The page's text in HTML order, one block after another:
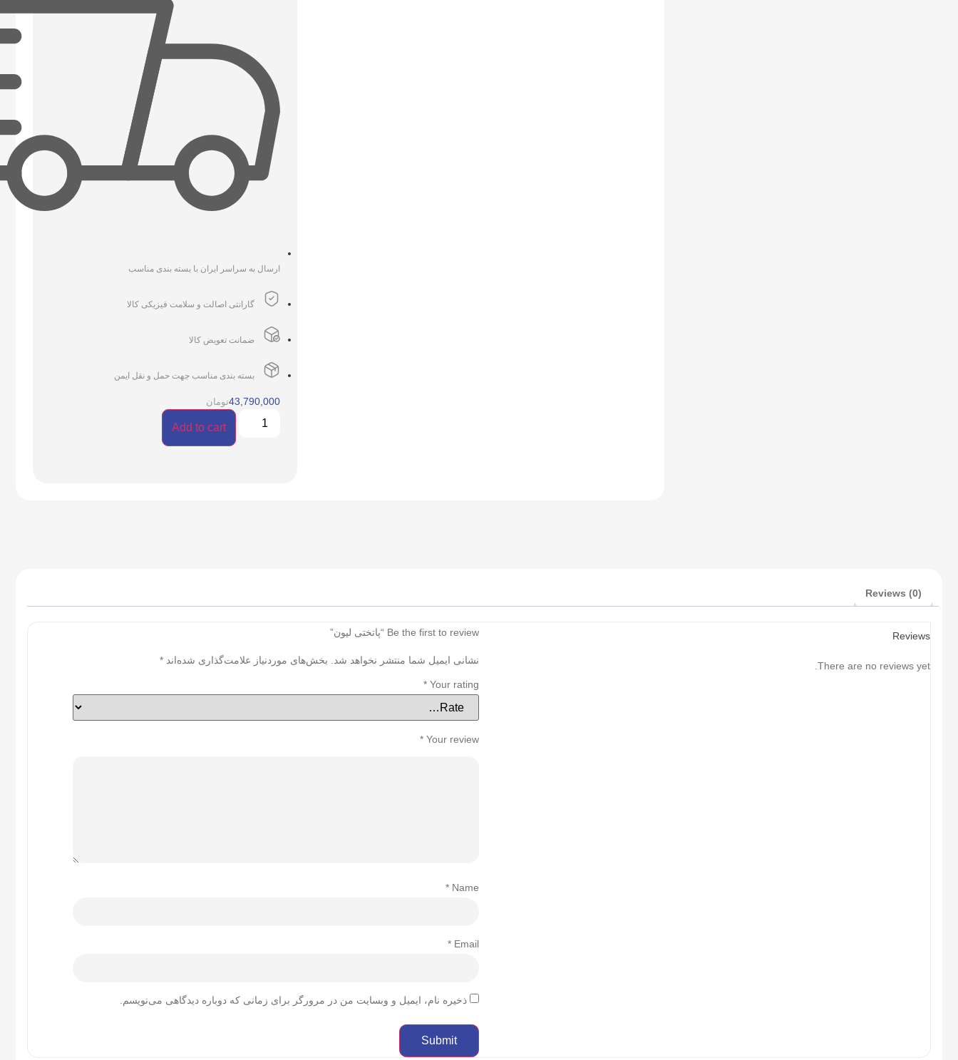
ارسال به سراسر ایران با بسته بندی مناسب
گارانتی اصالت و سلامت فیزیکی کالا
ضمانت تعویض کالا
بسته بندی مناسب جهت حمل و نقل ایمن
43,790,000تومان
Add to cart
Reviews (0)
Reviews
There are no reviews yet.
Be the first to review “پاتختی لیون”
نشانی ایمیل شما منتشر نخواهد شد. بخش‌های موردنیاز علامت‌گذاری شده‌اند *
Your rating
*
Your review
*
Name
*
Email
*
ذخیره نام، ایمیل و وبسایت من در مرورگر برای زمانی که دوباره دیدگاهی می‌نویسم.